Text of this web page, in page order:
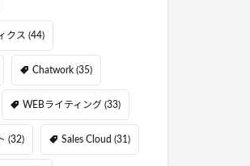
クス (44)
Chatwork (35)
WEBライティング (33)
(32) Sales Cloud (31)